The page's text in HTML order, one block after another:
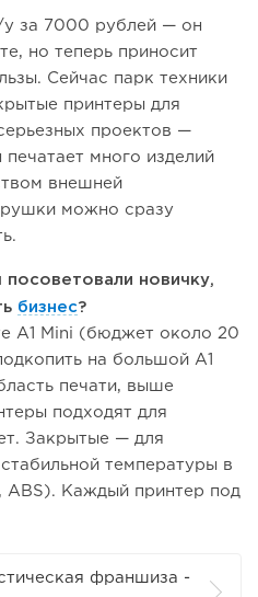
у за 7000 рублей — он
но теперь приносит
Сейчас парк техники
принтеры для
проектов —
много изделий
внешней
можно сразу
новичку,
бизнес?
A1 Mini (бюджет около 20
на большой A1
печати, выше
подходят для
Закрытые — для
температуры в
ABS). Каждый принтер под
франшиза -